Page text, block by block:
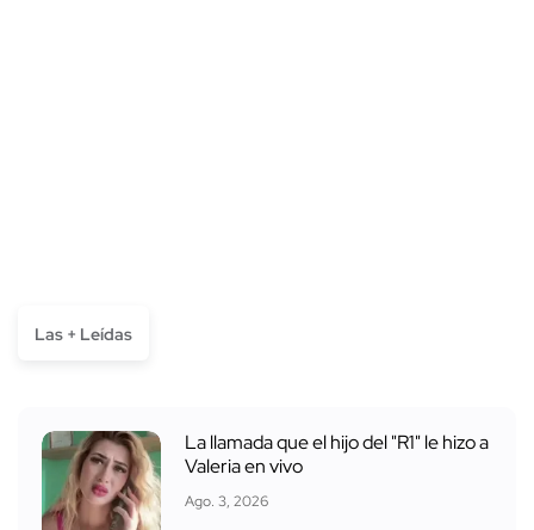
Las + Leídas
La llamada que el hijo del "R1" le hizo a
Valeria en vivo
Ago. 3, 2026